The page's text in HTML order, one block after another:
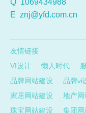
Q 1069434988
E znj@yfd.com.cn
友情链接
VI设计
懒人时代
品牌网站建设
品牌vi
家居网站建设
地产网
珠宝网站建设
集团网